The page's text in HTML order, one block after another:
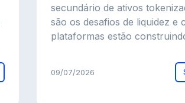
secundário de ativos
são os desafios de liquidez e
plataformas estão
09/07/2026